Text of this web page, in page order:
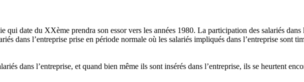
qui date du XXème prendra son essor vers les années 1980. La participation des salariés
dans l’entreprise prise en période normale où les salariés impliqués dans l’entreprise sont
dans l’entreprise, et quand bien même ils sont insérés dans l’entreprise, ils se heurtent